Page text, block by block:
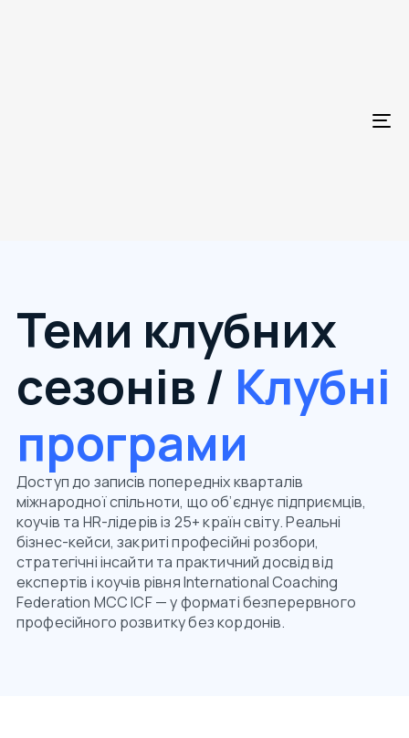
Теми клубних
сезонів / Клубні
програми
Доступ до записів попередніх кварталів
міжнародної спільноти, що об’єднує підприємців,
коучів та HR-лідерів із 25+ країн світу. Реальні
бізнес-кейси, закриті професійні розбори,
стратегічні інсайти та практичний досвід від
експертів і коучів рівня International Coaching
Federation MCC ICF — у форматі безперервного
професійного розвитку без кордонів.